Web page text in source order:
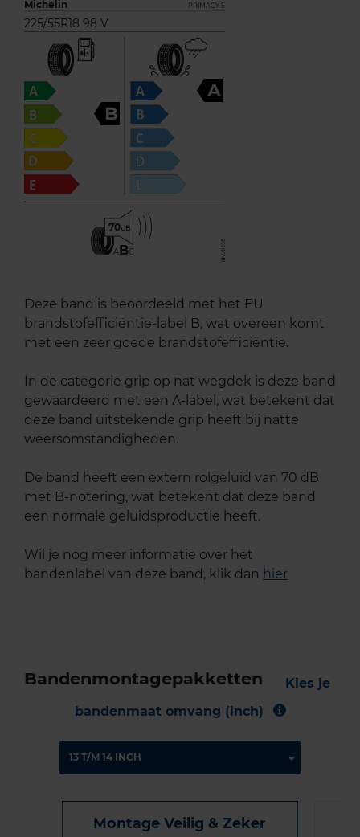
Michelin PRIMACY 5
225/55R18 98 V
B
A
70
ABC
Deze band is beoordeeld met het EU
brandstofefficiëntie-label B, wat overeen komt
met een zeer goede brandstofefficiëntie.
In de categorie grip op nat wegdek is deze band
gewaardeerd met een A-label, wat betekent dat
deze band uitstekende grip heeft bij natte
weersomstandigheden.
De band heeft een extern rolgeluid van 70 dB
met B-notering, wat betekent dat deze band
een normale geluidsproductie heeft.
Wil je nog meer informatie over het
bandenlabel van deze band, klik dan hier
Bandenmontagepakketten
Kies je
bandenmaat omvang (inch)
Montage Veilig & Zeker